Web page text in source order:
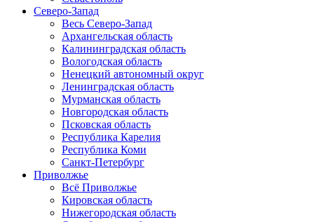
Северо-Запад
Весь Северо-Запад
Архангельская область
Калининградская область
Вологодская область
Ненецкий автономный округ
Ленинградская область
Мурманская область
Новгородская область
Псковская область
Республика Карелия
Республика Коми
Санкт-Петербург
Приволжье
Всё Приволжье
Кировская область
Нижегородская область